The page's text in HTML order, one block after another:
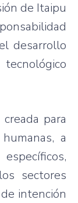
de Itaipu
desarrollo
para
a
sectores
intención